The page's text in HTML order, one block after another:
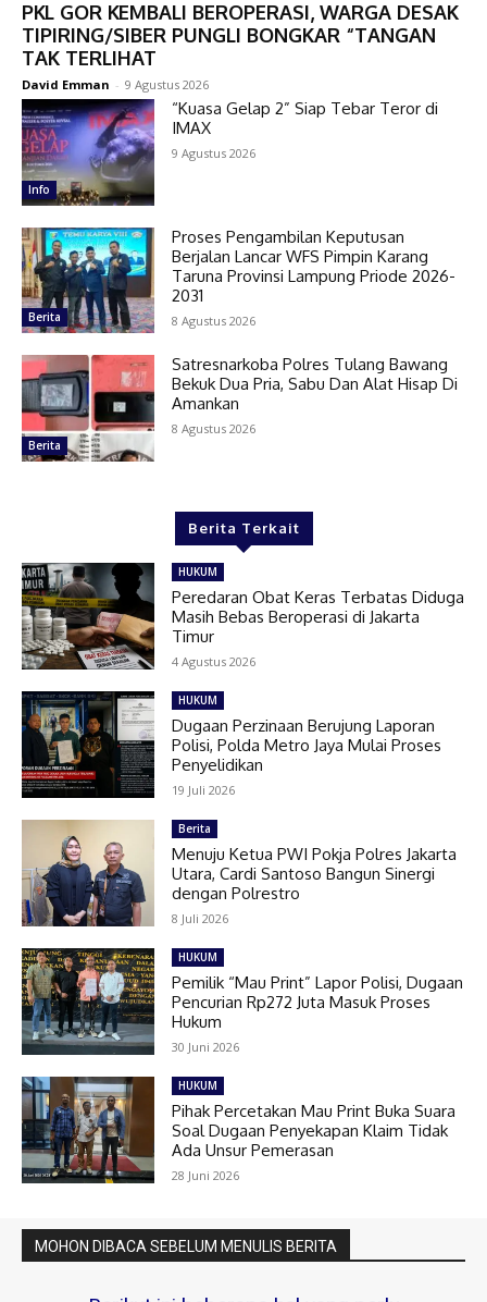
PKL GOR KEMBALI BEROPERASI, WARGA DESAK
TIPIRING/SIBER PUNGLI BONGKAR “TANGAN
TAK TERLIHAT
David Emman - 9 Agustus 2026
Info
“Kuasa Gelap 2” Siap Tebar Teror di
IMAX
9 Agustus 2026
Berita
Proses Pengambilan Keputusan
Berjalan Lancar WFS Pimpin Karang
Taruna Provinsi Lampung Priode 2026-
2031
8 Agustus 2026
Berita
Satresnarkoba Polres Tulang Bawang
Bekuk Dua Pria, Sabu Dan Alat Hisap Di
Amankan
8 Agustus 2026
Berita Terkait
HUKUM
Peredaran Obat Keras Terbatas Diduga
Masih Bebas Beroperasi di Jakarta
Timur
4 Agustus 2026
HUKUM
Dugaan Perzinaan Berujung Laporan
Polisi, Polda Metro Jaya Mulai Proses
Penyelidikan
19 Juli 2026
Berita
Menuju Ketua PWI Pokja Polres Jakarta
Utara, Cardi Santoso Bangun Sinergi
dengan Polrestro
8 Juli 2026
HUKUM
Pemilik “Mau Print” Lapor Polisi, Dugaan
Pencurian Rp272 Juta Masuk Proses
Hukum
30 Juni 2026
HUKUM
Pihak Percetakan Mau Print Buka Suara
Soal Dugaan Penyekapan Klaim Tidak
Ada Unsur Pemerasan
28 Juni 2026
MOHON DIBACA SEBELUM MENULIS BERITA